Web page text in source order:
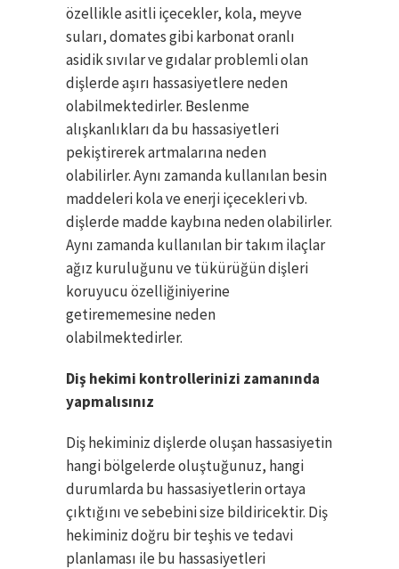
özellikle asitli içecekler, kola, meyve
suları, domates gibi karbonat oranlı
asidik sıvılar ve gıdalar problemli olan
dişlerde aşırı hassasiyetlere neden
olabilmektedirler. Beslenme
alışkanlıkları da bu hassasiyetleri
pekiştirerek artmalarına neden
olabilirler. Aynı zamanda kullanılan besin
maddeleri kola ve enerji içecekleri vb.
dişlerde madde kaybına neden olabilirler.
Aynı zamanda kullanılan bir takım ilaçlar
ağız kuruluğunu ve tükürüğün dişleri
koruyucu özelliğiniyerine
getirememesine neden
olabilmektedirler.
Diş hekimi kontrollerinizi zamanında
yapmalısınız
Diş hekiminiz dişlerde oluşan hassasiyetin
hangi bölgelerde oluştuğunuz, hangi
durumlarda bu hassasiyetlerin ortaya
çıktığını ve sebebini size bildiricektir. Diş
hekiminiz doğru bir teşhis ve tedavi
planlaması ile bu hassasiyetleri